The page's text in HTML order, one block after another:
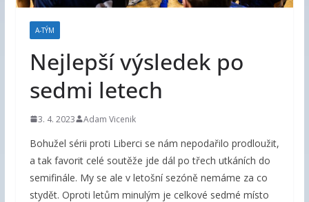
A-TÝM
Nejlepší výsledek po
sedmi letech
3. 4. 2023 Adam Vicenik
Bohužel sérii proti Liberci se nám nepodařilo prodloužit,
a tak favorit celé soutěže jde dál po třech utkáních do
semifinále. My se ale v letošní sezóně nemáme za co
stydět. Oproti letům minulým je celkové sedmé místo